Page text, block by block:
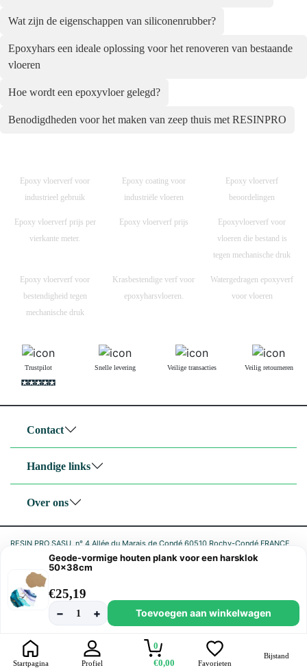
Geode-vormige houten plank voor een harsklok
50x38cm
€25,19
− 1 + Toevoegen aan winkelwagen
Wat zijn de eigenschappen van siliconenrubber?
Epoxyhars een ideale oplossing voor het renoveren van bestaande
vloeren
Hoe wordt een epoxyvloer gelegd?
Benodigdheden voor het maken van zeep thuis met RESINPRO
Epoxy vloerverf voor
industrieel gebruik
Epoxy coating voor
industriële vloeren
Epoxy vloerverf
beoordelingen
Epoxy vloerverf prijs per
vierkante meter.
Epoxy vloerverf prijs
Epoxyvloerverf voor
vloeren die bestand is
tegen mechanische druk
Epoxy vloerverf voor
bestendigheid tegen
mechanische druk
Krasbestendige verf voor
epoxyharsvloeren.
Watergedragen epoxyverf
voor vloeren
Trustpilot Snelle levering Veilige transacties Veilig retourneren
Contact
Handige links
Over ons
RESIN PRO SASU, n° 4 Allée du Marais de Condé 60510 Rochy-Condé FRANCE
TVA FR05842797722 SIRET 842 797 722 00027 code NAF 4791B
Privacybeleid
Startpagina Profiel
0
€0,00
Favorieten
Bijstand